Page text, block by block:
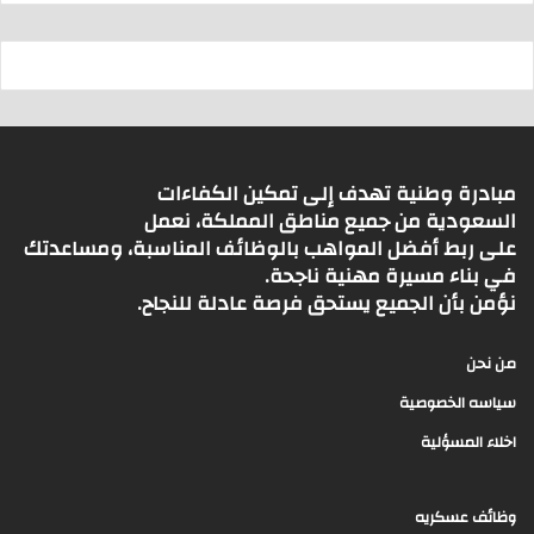
مبادرة وطنية تهدف إلى تمكين الكفاءات
السعودية من جميع مناطق المملكة، نعمل
على ربط أفضل المواهب بالوظائف المناسبة، ومساعدتك
في بناء مسيرة مهنية ناجحة.
نؤمن بأن الجميع يستحق فرصة عادلة للنجاح.
من نحن
سياسه الخصوصية
اخلاء المسؤلية
وظائف عسكريه